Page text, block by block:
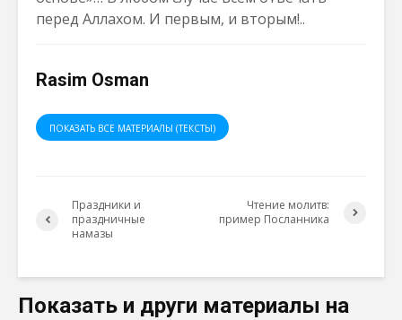
перед Аллахом. И первым, и вторым!..
Rasim Osman
ПОКАЗАТЬ ВСЕ МАТЕРИАЛЫ (ТЕКСТЫ)
Праздники и
праздничные
намазы
Чтение молитв:
пример Посланника
Показать и други материалы на